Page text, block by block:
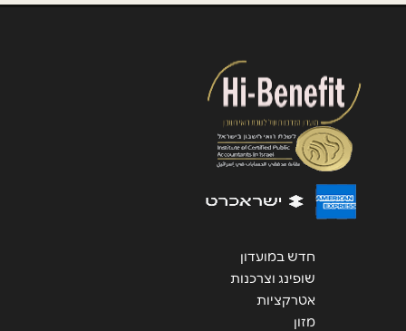
חדש במועדון
שופינג וצרכנות
אטרקציות
מזון